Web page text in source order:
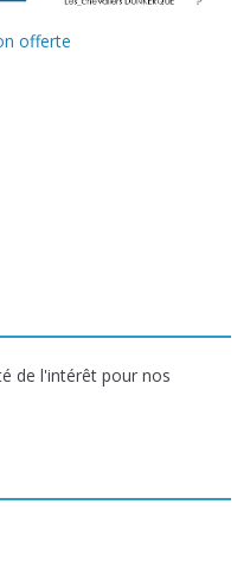
offerte
de l'intérêt pour nos